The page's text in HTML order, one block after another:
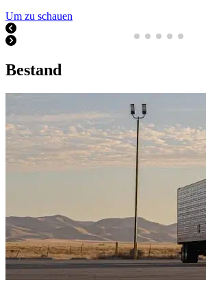
Um zu schauen
Bestand